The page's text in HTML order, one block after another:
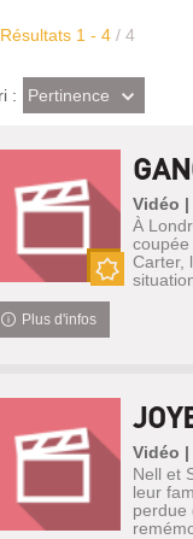
Résultats 1 - 4 / 4
:(Effet
imédiat)
Pertinence
Vidéo
À
Carter,
Plus d'infos
Vidéo
Nell et
leur
perdue